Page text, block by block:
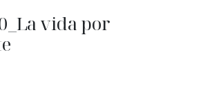
vida por